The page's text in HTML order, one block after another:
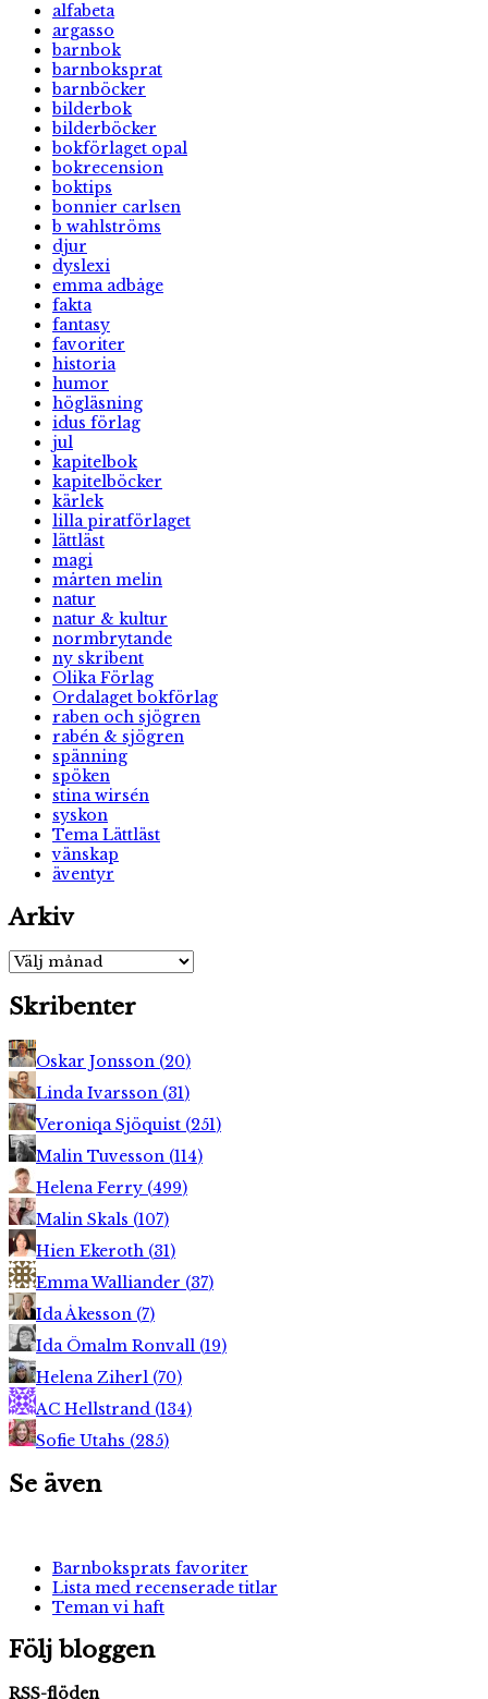
alfabeta
argasso
barnbok
barnboksprat
barnböcker
bilderbok
bilderböcker
bokförlaget opal
bokrecension
boktips
bonnier carlsen
b wahlströms
djur
dyslexi
emma adbåge
fakta
fantasy
favoriter
historia
humor
högläsning
idus förlag
jul
kapitelbok
kapitelböcker
kärlek
lilla piratförlaget
lättläst
magi
mårten melin
natur
natur & kultur
normbrytande
ny skribent
Olika Förlag
Ordalaget bokförlag
raben och sjögren
rabén & sjögren
spänning
spöken
stina wirsén
syskon
Tema Lättläst
vänskap
äventyr
Arkiv
Arkiv
Skribenter
Oskar Jonsson (20)
Linda Ivarsson (31)
Veroniqa Sjöquist (251)
Malin Tuvesson (114)
Helena Ferry (499)
Malin Skals (107)
Hien Ekeroth (31)
Emma Walliander (37)
Ida Åkesson (7)
Ida Ömalm Ronvall (19)
Helena Ziherl (70)
AC Hellstrand (134)
Sofie Utahs (285)
Se även
Barnboksprats favoriter
Lista med recenserade titlar
Teman vi haft
Följ bloggen
RSS-flöden